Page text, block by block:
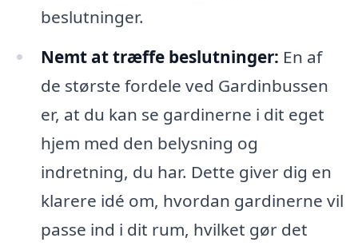
beslutninger.
Nemt at træffe beslutninger: En af
de største fordele ved Gardinbussen
er, at du kan se gardinerne i dit eget
hjem med den belysning og
indretning, du har. Dette giver dig en
klarere idé om, hvordan gardinerne vil
passe ind i dit rum, hvilket gør det